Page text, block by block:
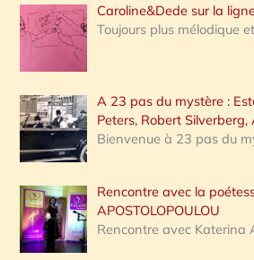
Caroline&Dede sur la
Toujours plus mélodique
A 23 pas du mystère :
Peters, Robert Silverberg,
Bienvenue à 23 pas du
Rencontre avec la
APOSTOLOPOULOU
Rencontre avec Katerina